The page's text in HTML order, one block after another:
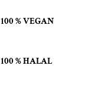
100 % VEGAN
100 % HALAL